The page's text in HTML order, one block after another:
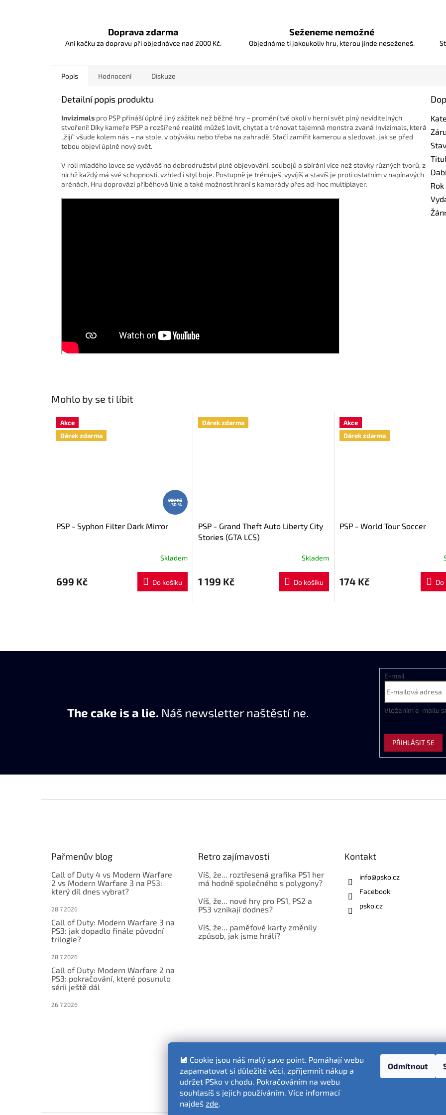
💾 Cookie jsou náš malý save point. Pomáhají webu
zapamatovat si důležité věci, zpříjemnit nákup a
udržet PSko v chodu. Pokračováním na webu
souhlasíš s jejich používáním. Více informací
najdeš zde.
Odmítnout
Doprava zdarma
Ani kačku za dopravu při objednávce nad 2000 Kč.
Seženeme nemožné
Objednáme ti jakoukoliv hru, kterou jinde neseženeš.
Mohlo by se ti líbit
Akce
Dárek zdarma
999 Kč
–30 %
PSP - Syphon Filter Dark Mirror
Skladem
699 Kč Do košíku
Dárek zdarma
PSP - Grand Theft Auto Liberty City
Stories (GTA LCS)
Skladem
1 199 Kč Do košíku
Akce
Dárek zdarma
PSP - World Tour Soccer
174 Kč Do
Popis Hodnocení Diskuze
Detailní popis produktu
Invizimals pro PSP přináší úplně jiný zážitek než běžné hry – promění tvé okolí v herní svět plný neviditelných
stvoření! Díky kameře PSP a rozšířené realitě můžeš lovit, chytat a trénovat tajemná monstra zvaná Invizimals, která
„žijí“ všude kolem nás – na stole, v obýváku nebo třeba na zahradě. Stačí zamířit kamerou a sledovat, jak se před
tebou objeví úplně nový svět.
V roli mladého lovce se vydáváš na dobrodružství plné objevování, soubojů a sbírání více než stovky různých tvorů, z
nichž každý má své schopnosti, vzhled i styl boje. Postupně je trénuješ, vyvíjíš a stavíš je proti ostatním v napínavých
arénách. Hru doprovází příběhová linie a také možnost hraní s kamarády přes ad-hoc multiplayer.
Stav
The cake is a lie. Náš newsletter naštěstí ne.
E-mail
Vložením e-mailu
údajů
PŘIHLÁSIT SE
Pařmenův blog
Call of Duty 4 vs Modern Warfare
2 vs Modern Warfare 3 na PS3:
který díl dnes vybrat?
28.7.2026
Call of Duty: Modern Warfare 3 na
PS3: jak dopadlo finále původní
trilogie?
28.7.2026
Call of Duty: Modern Warfare 2 na
PS3: pokračování, které posunulo
sérii ještě dál
26.7.2026
Retro zajímavosti
Víš, že... roztřesená grafika PS1 her
má hodně společného s polygony?
Víš, že... nové hry pro PS1, PS2 a
PS3 vznikají dodnes?
Víš, že... paměťové karty změnily
způsob, jak jsme hráli?
Kontakt
info@psko.cz
Facebook
psko.cz
Fotografie produktů jsou ilustrativní.